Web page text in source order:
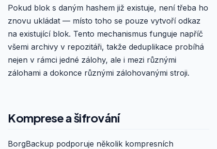
Pokud blok s daným hashem již existuje, není třeba ho
znovu ukládat — místo toho se pouze vytvoří odkaz
na existující blok. Tento mechanismus funguje napříč
všemi archivy v repozitáři, takže deduplikace probíhá
nejen v rámci jedné zálohy, ale i mezi různými
zálohami a dokonce různými zálohovanými stroji.
Komprese a šifrování
BorgBackup podporuje několik kompresních